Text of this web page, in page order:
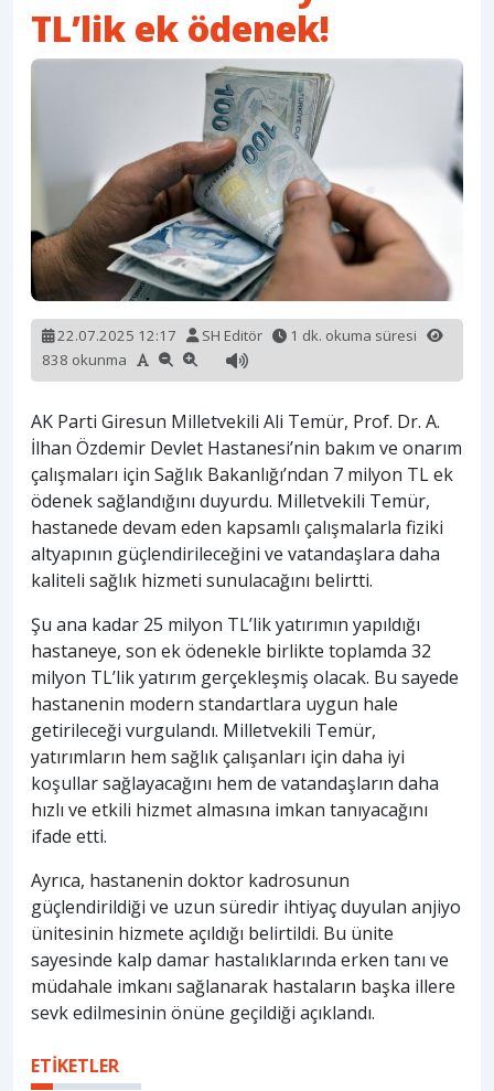
TL’lik ek ödenek!
22.07.2025 12:17 SH Editör
1 dk. okuma süresi
838 okunma
AK Parti Giresun Milletvekili Ali Temür, Prof. Dr. A.
İlhan Özdemir Devlet Hastanesi’nin bakım ve onarım
çalışmaları için Sağlık Bakanlığı’ndan 7 milyon TL ek
ödenek sağlandığını duyurdu. Milletvekili Temür,
hastanede devam eden kapsamlı çalışmalarla fiziki
altyapının güçlendirileceğini ve vatandaşlara daha
kaliteli sağlık hizmeti sunulacağını belirtti.
Şu ana kadar 25 milyon TL’lik yatırımın yapıldığı
hastaneye, son ek ödenekle birlikte toplamda 32
milyon TL’lik yatırım gerçekleşmiş olacak. Bu sayede
hastanenin modern standartlara uygun hale
getirileceği vurgulandı. Milletvekili Temür,
yatırımların hem sağlık çalışanları için daha iyi
koşullar sağlayacağını hem de vatandaşların daha
hızlı ve etkili hizmet almasına imkan tanıyacağını
ifade etti.
Ayrıca, hastanenin doktor kadrosunun
güçlendirildiği ve uzun süredir ihtiyaç duyulan anjiyo
ünitesinin hizmete açıldığı belirtildi. Bu ünite
sayesinde kalp damar hastalıklarında erken tanı ve
müdahale imkanı sağlanarak hastaların başka illere
sevk edilmesinin önüne geçildiği açıklandı.
ETİKETLER